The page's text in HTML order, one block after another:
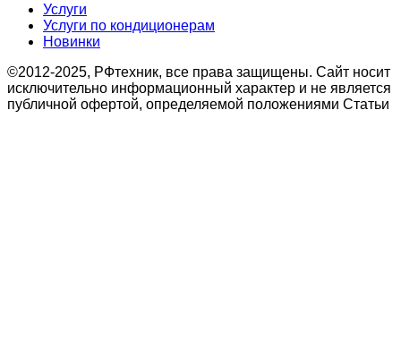
Услуги
Услуги по кондиционерам
Новинки
©2012-2025, РФтехник, все права защищены. Сайт носит
исключительно информационный характер и не является
публичной офертой, определяемой положениями Статьи